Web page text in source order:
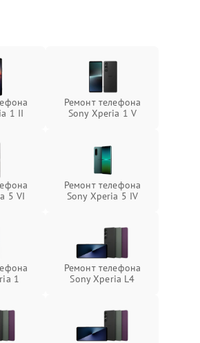
1 II
Ремонт телефона
Sony Xperia 1 V
5 VI
Ремонт телефона
Sony Xperia 5 IV
1
Ремонт телефона
Sony Xperia L4